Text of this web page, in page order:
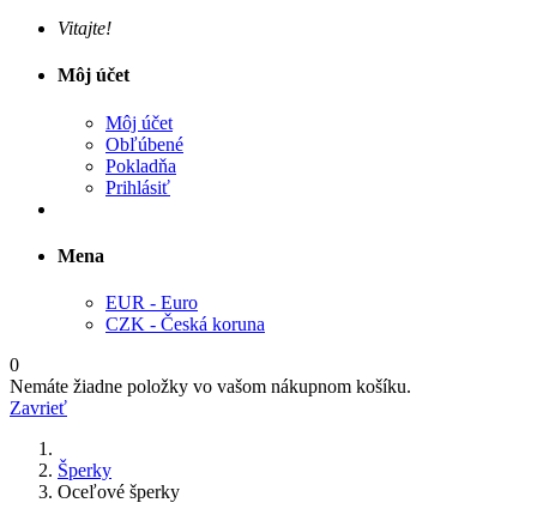
Vitajte!
Môj účet
Môj účet
Obľúbené
Pokladňa
Prihlásiť
Mena
EUR - Euro
CZK - Česká koruna
0
Nemáte žiadne položky vo vašom nákupnom košíku.
Zavrieť
Šperky
Oceľové šperky